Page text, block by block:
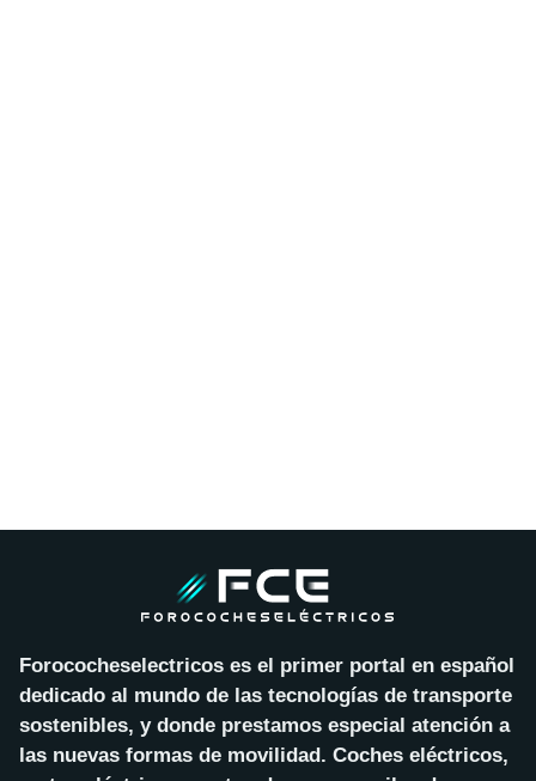
Forococheselectricos es el primer portal en español
dedicado al mundo de las tecnologías de transporte
sostenibles, y donde prestamos especial atención a
las nuevas formas de movilidad. Coches eléctricos,